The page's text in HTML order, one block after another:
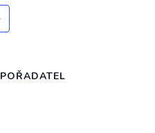
POŘADATEL